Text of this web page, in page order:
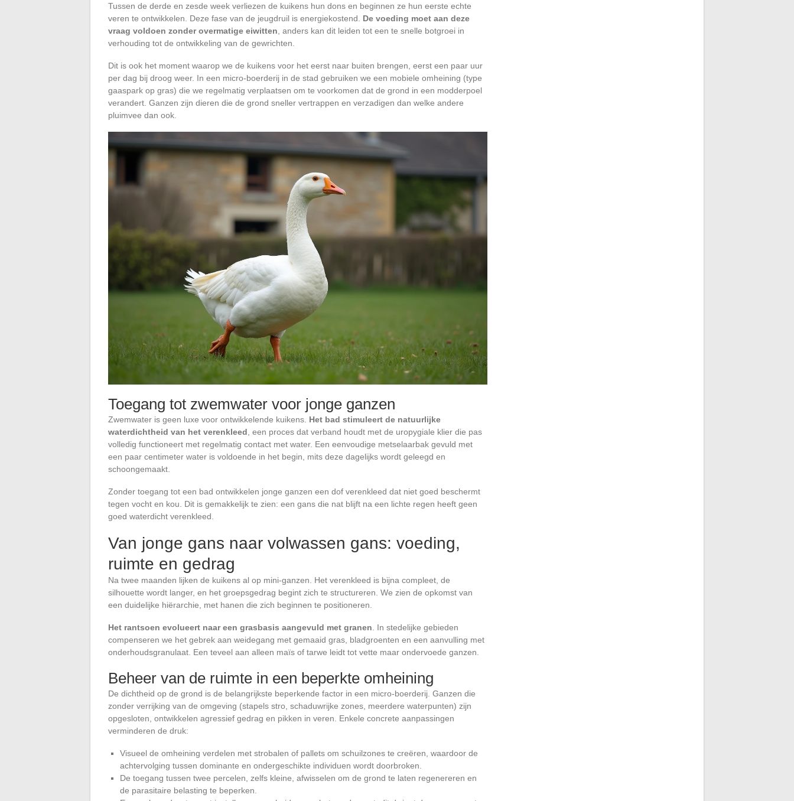
Tussen de derde en zesde week verliezen de kuikens hun dons en beginnen ze hun eerste echte
veren te ontwikkelen. Deze fase van de jeugdruil is energiekostend. De voeding moet aan deze
vraag voldoen zonder overmatige eiwitten , anders kan dit leiden tot een te snelle botgroei in
verhouding tot de ontwikkeling van de gewrichten.
Dit is ook het moment waarop we de kuikens voor het eerst naar buiten brengen, eerst een paar uur
per dag bij droog weer. In een micro-boerderij in de stad gebruiken we een mobiele omheining (type
gaaspark op gras) die we regelmatig verplaatsen om te voorkomen dat de grond in een modderpoel
verandert. Ganzen zijn dieren die de grond sneller vertrappen en verzadigen dan welke andere
pluimvee dan ook.
Toegang tot zwemwater voor jonge ganzen
Zwemwater is geen luxe voor ontwikkelende kuikens. Het bad stimuleert de natuurlijke
waterdichtheid van het verenkleed , een proces dat verband houdt met de uropygiale klier die pas
volledig functioneert met regelmatig contact met water. Een eenvoudige metselaarbak gevuld met
een paar centimeter water is voldoende in het begin, mits deze dagelijks wordt geleegd en
schoongemaakt.
Zonder toegang tot een bad ontwikkelen jonge ganzen een dof verenkleed dat niet goed beschermt
tegen vocht en kou. Dit is gemakkelijk te zien: een gans die nat blijft na een lichte regen heeft geen
goed waterdicht verenkleed.
Van jonge gans naar volwassen gans: voeding,
ruimte en gedrag
Na twee maanden lijken de kuikens al op mini-ganzen. Het verenkleed is bijna compleet, de
silhouette wordt langer, en het groepsgedrag begint zich te structureren. We zien de opkomst van
een duidelijke hiërarchie, met hanen die zich beginnen te positioneren.
Het rantsoen evolueert naar een grasbasis aangevuld met granen . In stedelijke gebieden
compenseren we het gebrek aan weidegang met gemaaid gras, bladgroenten en een aanvulling met
onderhoudsgranulaat. Een teveel aan alleen maïs of tarwe leidt tot vette maar ondervoede ganzen.
Beheer van de ruimte in een beperkte omheining
De dichtheid op de grond is de belangrijkste beperkende factor in een micro-boerderij. Ganzen die
zonder verrijking van de omgeving (stapels stro, schaduwrijke zones, meerdere waterpunten) zijn
opgesloten, ontwikkelen agressief gedrag en pikken in veren. Enkele concrete aanpassingen
verminderen de druk:
Visueel de omheining verdelen met strobalen of pallets om schuilzones te creëren, waardoor de
achtervolging tussen dominante en ondergeschikte individuen wordt doorbroken.
De toegang tussen twee percelen, zelfs kleine, afwisselen om de grond te laten regenereren en
de parasitaire belasting te beperken.